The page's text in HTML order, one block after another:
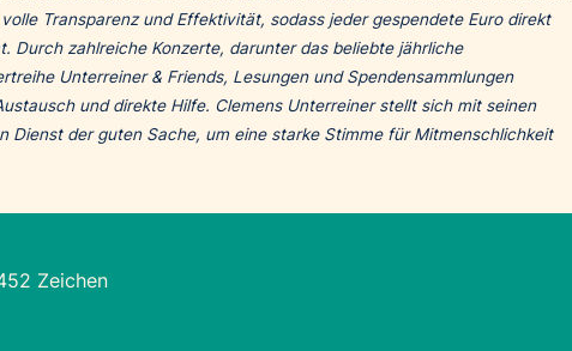
Transparenz und Effektivität, sodass jeder gespendete Euro direkt
Durch zahlreiche Konzerte, darunter das beliebte jährliche
Unterreiner & Friends, Lesungen und Spendensammlungen
und direkte Hilfe. Clemens Unterreiner stellt sich mit seinen
Dienst der guten Sache, um eine starke Stimme für Mitmenschlichkeit
Zeichen